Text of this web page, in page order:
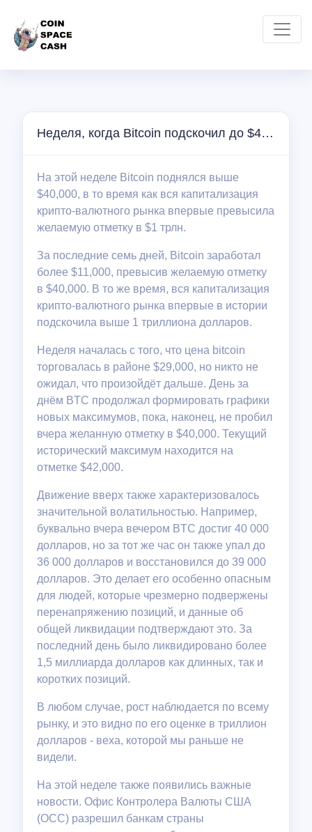
Неделя, когда Bitcoin подскочил до $40,000
На этой неделе Bitcoin поднялся выше
$40,000, в то время как вся капитализация
крипто-валютного рынка впервые превысила
желаемую отметку в $1 трлн.
За последние семь дней, Bitcoin заработал
более $11,000, превысив желаемую отметку
в $40,000. В то же время, вся капитализация
крипто-валютного рынка впервые в истории
подскочила выше 1 триллиона долларов.
Неделя началась с того, что цена bitcoin
торговалась в районе $29,000, но никто не
ожидал, что произойдёт дальше. День за
днём BTC продолжал формировать графики
новых максимумов, пока, наконец, не пробил
вчера желанную отметку в $40,000. Текущий
исторический максимум находится на
отметке $42,000.
Движение вверх также характеризовалось
значительной волатильностью. Например,
буквально вчера вечером BTC достиг 40 000
долларов, но за тот же час он также упал до
36 000 долларов и восстановился до 39 000
долларов. Это делает его особенно опасным
для людей, которые чрезмерно подвержены
перенапряжению позиций, и данные об
общей ликвидации подтверждают это. За
последний день было ликвидировано более
1,5 миллиарда долларов как длинных, так и
коротких позиций.
В любом случае, рост наблюдается по всему
рынку, и это видно по его оценке в триллион
долларов - веха, которой мы раньше не
видели.
На этой неделе также появились важные
новости. Офис Контролера Валюты США
(OCC) разрешил банкам страны